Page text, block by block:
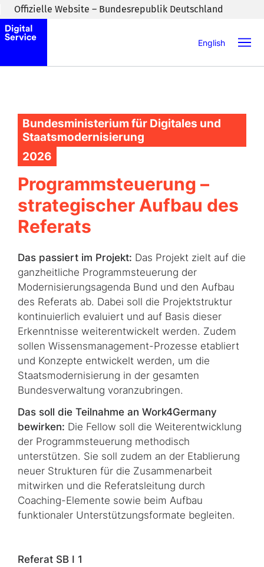
Zum Inhaltsbereich wechseln
Offizielle Website – Bundesrepublik Deutschland
English
Bundesministerium für Digitales und
Staatsmodernisierung
2026
Programmsteuerung –
strategischer Aufbau des
Referats
Das passiert im Projekt: Das Projekt zielt auf die
ganzheitliche Programmsteuerung der
Modernisierungsagenda Bund und den Aufbau
des Referats ab. Dabei soll die Projektstruktur
kontinuierlich evaluiert und auf Basis dieser
Erkenntnisse weiterentwickelt werden. Zudem
sollen Wissensmanagement-Prozesse etabliert
und Konzepte entwickelt werden, um die
Staatsmodernisierung in der gesamten
Bundesverwaltung voranzubringen.
Das soll die Teilnahme an Work4Germany
bewirken: Die Fellow soll die Weiterentwicklung
der Programmsteuerung methodisch
unterstützen. Sie soll zudem an der Etablierung
neuer Strukturen für die Zusammenarbeit
mitwirken und die Referatsleitung durch
Coaching-Elemente sowie beim Aufbau
funktionaler Unterstützungsformate begleiten.
Referat SB I 1